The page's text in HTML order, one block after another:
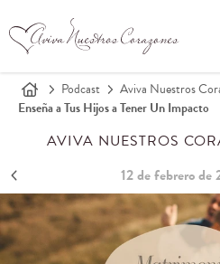
Podcast
Aviva Nuestros
Enseña a Tus Hijos a Tener Un Impacto
AVIVA NUESTROS
12 de febrero de